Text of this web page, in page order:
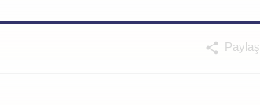
Paylaş